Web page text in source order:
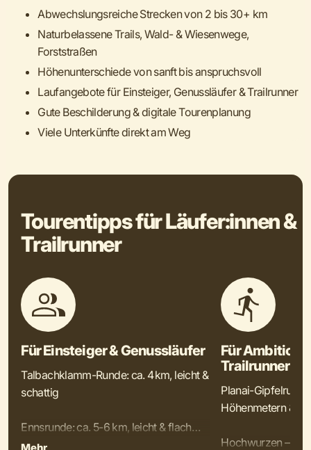
Abwechslungsreiche Strecken von 2 bis 30+ km
Naturbelassene Trails, Wald- & Wiesenwege,
Forststraßen
Höhenunterschiede von sanft bis anspruchsvoll
Laufangebote für Einsteiger, Genussläufer & Trailrunner
Gute Beschilderung & digitale Tourenplanung
Viele Unterkünfte direkt am Weg
Tourentipps für Läufer:innen &
Trailrunner
Für Einsteiger & Genussläufer
Talbachklamm-Runde: ca. 4 km, leicht &
schattig
Ennsrunde: ca. 5-6 km, leicht & flach
Für
Trailrunner
Planai-
Höhenmetern &
Hochwurzen –